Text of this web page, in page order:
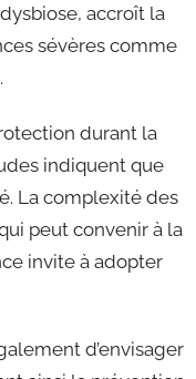
accroît la
sévères comme
durant la
indiquent que
La complexité des
peut convenir à la
invite à adopter
d’envisager